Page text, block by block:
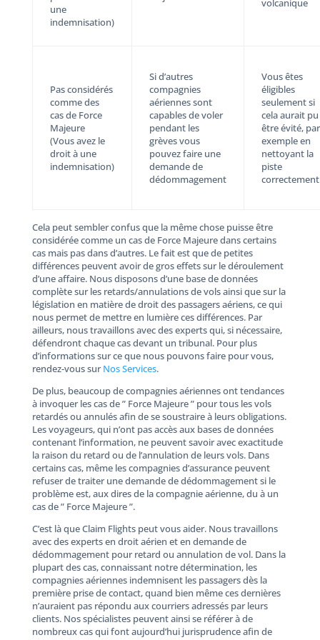
une
indemnisation)
volcanique
Pas considérés
comme des
cas de Force
Majeure
(Vous avez le
droit à une
indemnisation)
Si d’autres
compagnies
aériennes sont
capables de voler
pendant les
grèves vous
pouvez faire une
demande de
dédommagement
Vous êtes
éligibles
seulement si
cela aurait pu
être évité, par
exemple en
nettoyant la
piste
Cela peut sembler confus que la même chose puisse être
considérée comme un cas de Force Majeure dans certains
cas mais pas dans d’autres. Le fait est que de petites
différences peuvent avoir de gros effets sur le déroulement
d’une affaire. Nous disposons d’une base de données
complète sur les retards/annulations de vols ainsi que sur la
législation en matière de droit des passagers aériens, ce qui
nous permet de mettre en lumière ces différences. Par
ailleurs, nous travaillons avec des experts qui, si nécessaire,
défendront chaque cas devant un tribunal. Pour plus
d’informations sur ce que nous pouvons faire pour vous,
rendez-vous surNos Services.
De plus, beaucoup de compagnies aériennes ont tendances
à invoquer les cas de ” Force Majeure ” pour tous les vols
retardés ou annulés afin de se soustraire à leurs obligations.
Les voyageurs, qui n’ont pas accès aux bases de données
contenant l’information, ne peuvent savoir avec exactitude
la raison du retard ou de l’annulation de leurs vols. Dans
certains cas, même les compagnies d’assurance peuvent
refuser de traiter une demande de dédommagement si le
problème est, aux dires de la compagnie aérienne, du à un
cas de ” Force Majeure ”.
C’est là que Claim Flights peut vous aider. Nous travaillons
avec des experts en droit aérien et en demande de
dédommagement pour retard ou annulation de vol. Dans la
plupart des cas, connaissant notre détermination, les
compagnies aériennes indemnisent les passagers dès la
première prise de contact, quand bien même ces dernières
n’auraient pas répondu aux courriers adressés par leurs
clients. Nos spécialistes peuvent ainsi se référer à de
nombreux cas qui font aujourd’hui jurisprudence afin de